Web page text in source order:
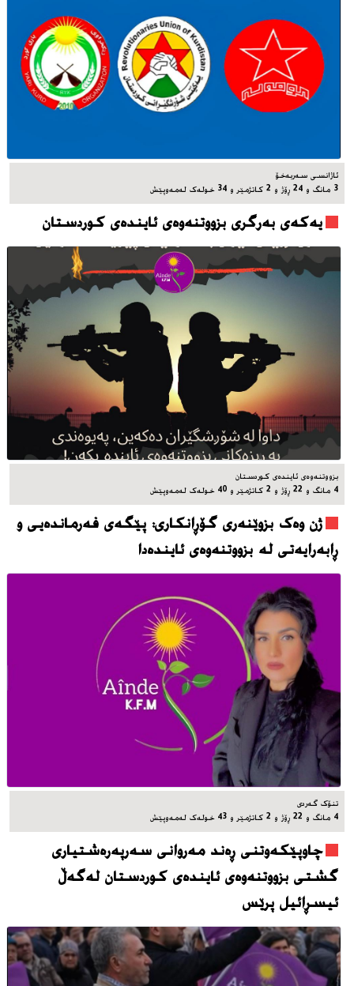
ئاژانسی سه‌ربه‌خۆ
3 مانگ و 24 ڕۆژ و 2 کاتژمێر و 34 خوله‌ک له‌مه‌وپێش‌
یه‌که‌ی به‌رگری بزووتنه‌وه‌ی ئاینده‌ی کوردستان
بزووتنه‌وه‌ی ئاینده‌ی کوردستان
4 مانگ و 22 ڕۆژ و 2 کاتژمێر و 40 خوله‌ک له‌مه‌وپێش‌
ژن وەک بزوێنەری گۆڕانکاری: پێگەی فەرماندەیی و
ڕابەرایەتی لە بزووتنەوەی ئایندەدا
تنۆک گەردی
4 مانگ و 22 ڕۆژ و 2 کاتژمێر و 43 خوله‌ک له‌مه‌وپێش‌
چاوپێکەوتنی ڕەند مەروانی سەرپەرەشتیاری
گشتی بزووتنەوەی ئایندەی کوردستان لەگەڵ
ئیسڕائیل پرێس